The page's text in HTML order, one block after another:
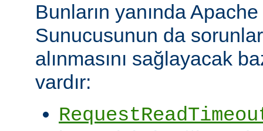
Bunların yanında
Sunucusunun da
alınmasını sağlayacak
vardır: